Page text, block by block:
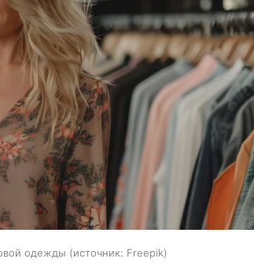
одежды источник: Freepik